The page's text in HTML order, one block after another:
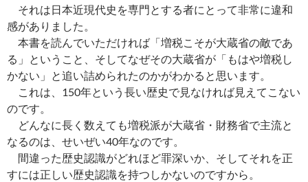
それは日本近現代史を専門とする者にとって非常に違和
感がありました。
本書を読んでいただければ「増税こそが大蔵省の敵であ
る」ということ、そしてなぜその大蔵省が「もはや増税し
かない」と追い詰められたのかがわかると思います。
これは、150年という長い歴史で見なければ見えてこない
のです。
どんなに長く数えても増税派が大蔵省・財務省で主流と
なるのは、せいぜい40年なのです。
間違った歴史認識がどれほど罪深いか、そしてそれを正
すには正しい歴史認識を持つしかないのですから。